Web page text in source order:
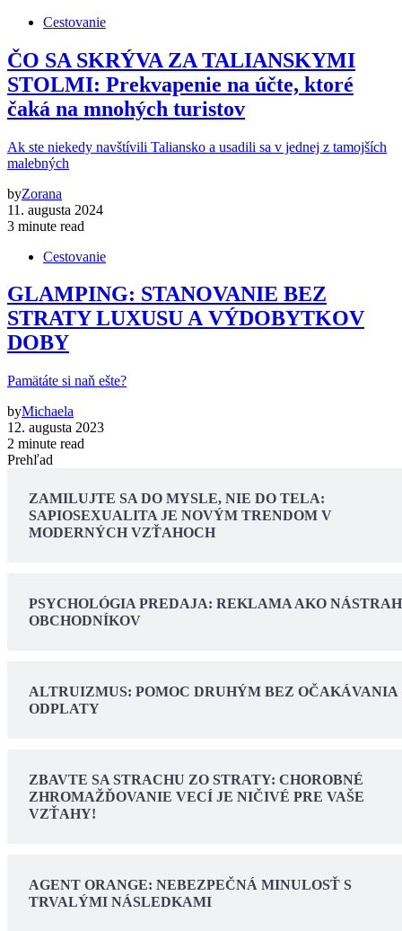
Cestovanie
ČO SA SKRÝVA ZA TALIANSKYMI
STOLMI: Prekvapenie na účte, ktoré
čaká na mnohých turistov
Ak ste niekedy navštívili Taliansko a usadili sa v jednej z tamojších
malebných
byZorana
11. augusta 2024
3 minute read
Cestovanie
GLAMPING: STANOVANIE BEZ
STRATY LUXUSU A VÝDOBYTKOV
DOBY
Pamätáte si naň ešte?
byMichaela
12. augusta 2023
2 minute read
Prehľad
ZAMILUJTE SA DO MYSLE, NIE DO TELA:
SAPIOSEXUALITA JE NOVÝM TRENDOM V
MODERNÝCH VZŤAHOCH
PSYCHOLÓGIA PREDAJA: REKLAMA AKO
OBCHODNÍKOV
ALTRUIZMUS: POMOC DRUHÝM BEZ OČAKÁVANIA
ODPLATY
ZBAVTE SA STRACHU ZO STRATY: CHOROBNÉ
ZHROMAŽĎOVANIE VECÍ JE NIČIVÉ PRE VAŠE
VZŤAHY!
AGENT ORANGE: NEBEZPEČNÁ MINULOSŤ S
TRVALÝMI NÁSLEDKAMI